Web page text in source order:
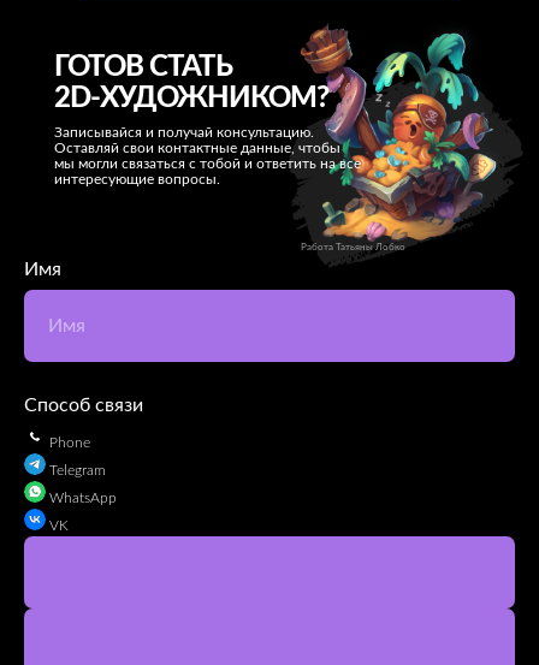
Работа Татьяны Лобко
ГОТОВ СТАТЬ
2D-ХУДОЖНИКОМ?
Записывайся и получай консультацию.
Оставляй свои контактные данные, чтобы
мы могли связаться с тобой и ответить на все
интересующие вопросы.
Имя
Имя
Способ связи
Phone
Telegram
WhatsApp
VK